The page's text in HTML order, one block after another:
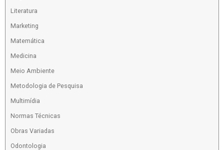
Literatura
Marketing
Matemática
Medicina
Meio Ambiente
Metodologia de Pesquisa
Multimídia
Normas Técnicas
Obras Variadas
Odontologia